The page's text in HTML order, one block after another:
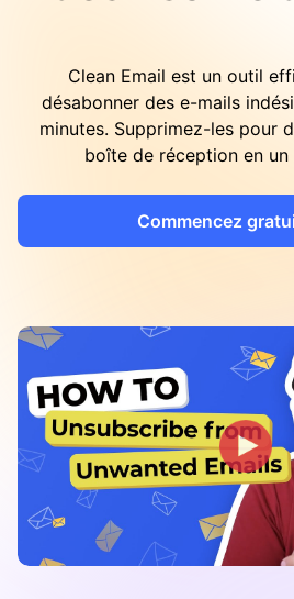
Clean Email est un outil
désabonner des e-mails
minutes. Supprimez-les pour
boîte de réception en
Commencez